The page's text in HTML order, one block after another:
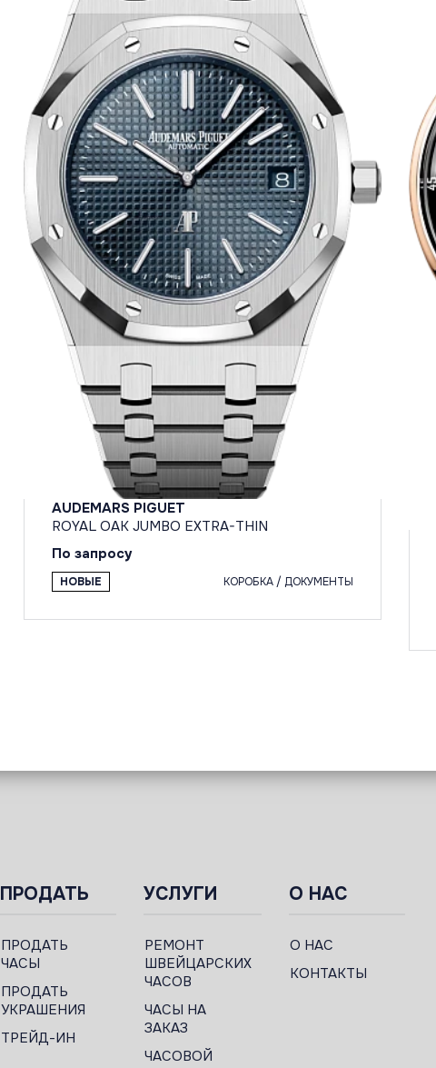
AUDEMARS PIGUET
ROYAL OAK JUMBO EXTRA-THIN
По запросу
НОВЫЕ КОРОБКА / ДОКУМЕНТЫ
ПРОДАТЬ
ПРОДАТЬ
ЧАСЫ
ПРОДАТЬ
УКРАШЕНИЯ
ТРЕЙД-ИН
УСЛУГИ
РЕМОНТ
ШВЕЙЦАРСКИХ
ЧАСОВ
ЧАСЫ НА
ЗАКАЗ
ЧАСОВОЙ
О НАС
О НАС
КОНТАКТЫ